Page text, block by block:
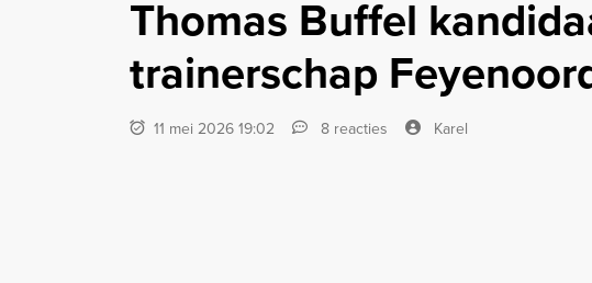
Thomas Buffel
trainerschap
11 mei 2026 19:02 8 reacties Karel